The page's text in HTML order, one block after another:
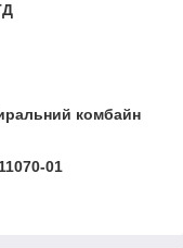
комбайн
01